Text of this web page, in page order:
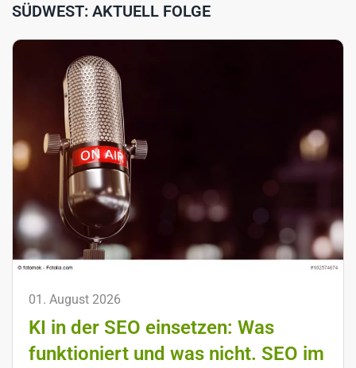
SÜDWEST: AKTUELL FOLGE
01. August 2026
KI in der SEO einsetzen: Was
funktioniert und was nicht. SEO im